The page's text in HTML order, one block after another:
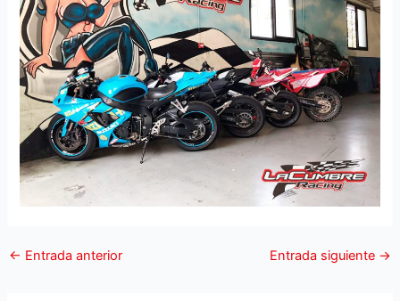
← Entrada anterior Entrada siguiente →